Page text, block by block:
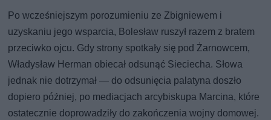
Po wcześniejszym porozumieniu ze Zbigniewem i
uzyskaniu jego wsparcia, Bolesław ruszył razem z bratem
przeciwko ojcu. Gdy strony spotkały się pod Żarnowcem,
Władysław Herman obiecał odsunąć Sieciecha. Słowa
jednak nie dotrzymał — do odsunięcia palatyna doszło
dopiero później, po mediacjach arcybiskupa Marcina, które
ostatecznie doprowadziły do zakończenia wojny domowej.